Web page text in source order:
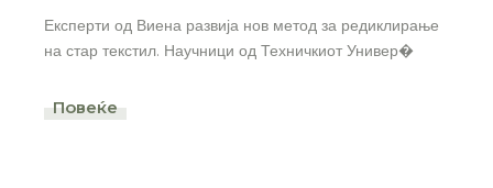
Експерти од Виена развија нов метод за редиклирање
на стар текстил. Научници од Техничкиот Универ�
Повеќе